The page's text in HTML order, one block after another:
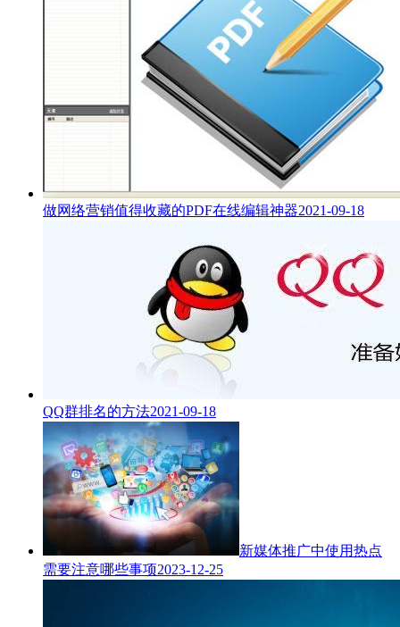
做网络营销值得收藏的PDF在线编辑神器2021-09-18
QQ群排名的方法2021-09-18
新媒体推广中使用热点
需要注意哪些事项2023-12-25